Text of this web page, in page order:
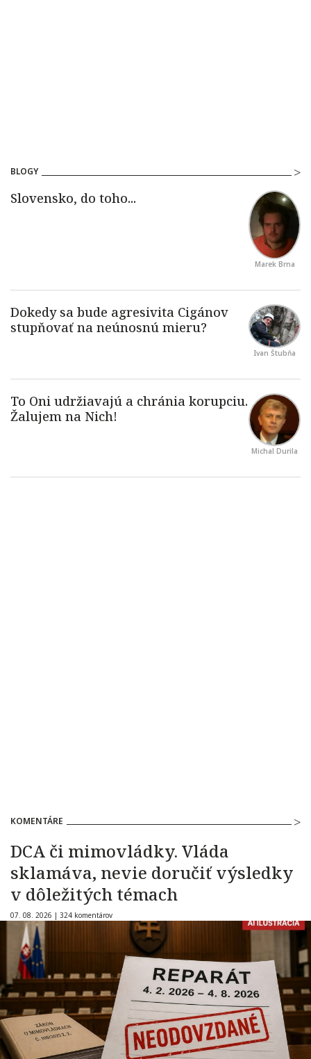
BLOGY
Marek Brna
Ivan Štubňa
Michal Durila
KOMENTÁRE
DCA či mimovládky. Vláda
sklamáva, nevie doručiť výsledky
v dôležitých témach
07. 08. 2026 | 324 komentárov